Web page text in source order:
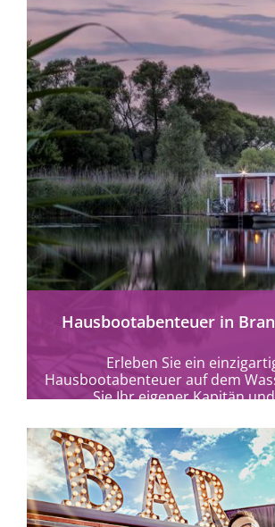
mehr erfahren
Hausbootabenteuer in
Erleben Sie ein
Hausbootabenteuer auf dem
Sie Ihr eigener Kapitän
Brandenburgern